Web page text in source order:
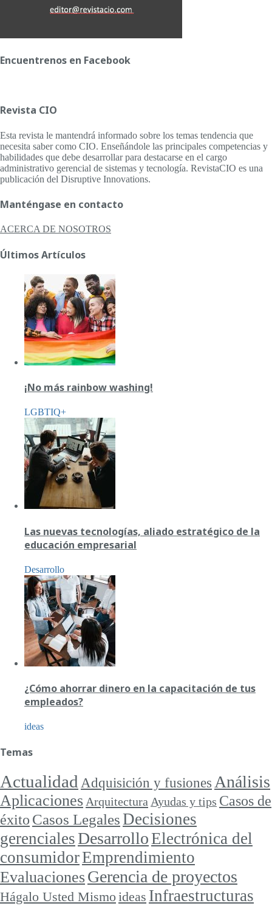
Encuentrenos en Facebook
Revista CIO
Esta revista le mantendrá informado sobre los temas tendencia que
necesita saber como CIO. Enseñándole las principales competencias y
habilidades que debe desarrollar para destacarse en el cargo
administrativo gerencial de sistemas y tecnología. RevistaCIO es una
publicación del Disruptive Innovations.
Manténgase en contacto
ACERCA DE NOSOTROS
Últimos Artículos
¡No más rainbow washing!
LGBTIQ+
Las nuevas tecnologías, aliado estratégico de la
educación empresarial
Desarrollo
¿Cómo ahorrar dinero en la capacitación de tus
empleados?
ideas
Temas
Actualidad Adquisición y fusiones Análisis
Aplicaciones Arquitectura Ayudas y tips Casos de
éxito Casos LegalesDecisiones
gerenciales DesarrolloElectrónica del
consumidorEmprendimiento
Evaluaciones Gerencia de proyectos
Hágalo Usted Mismo ideas Infraestructuras